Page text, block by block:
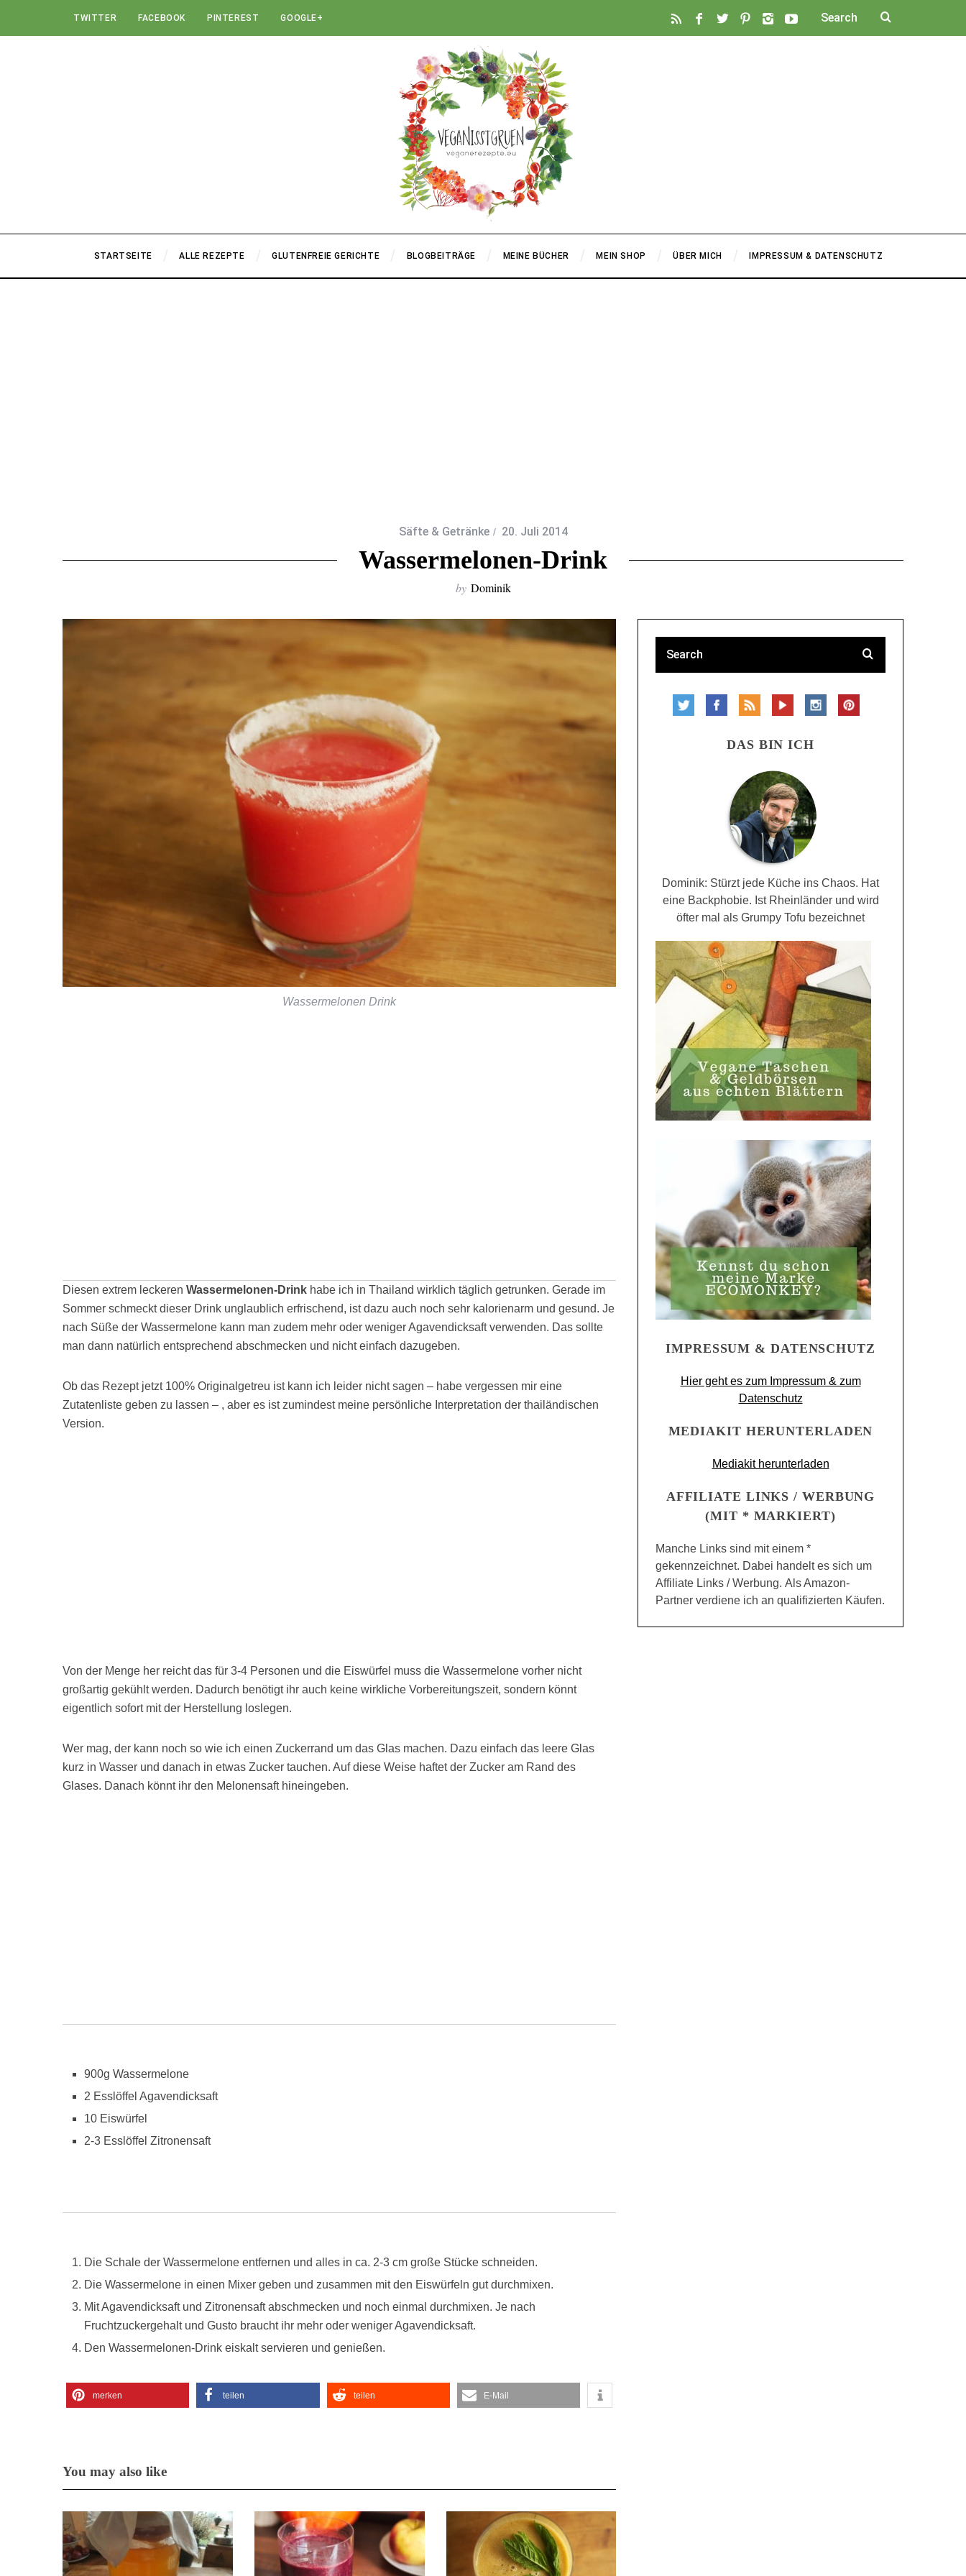
TWITTER FACEBOOK PINTEREST GOOGLE+
STARTSEITE ALLE REZEPTE GLUTENFREIE GERICHTE BLOGBEITRÄGE MEINE BÜCHER MEIN SHOP ÜBER MICH IMPRESSUM & DATENSCHUTZ
Säfte & Getränke 20. Juli 2014
Wassermelonen-Drink
by Dominik
Wassermelonen Drink
Diesen extrem leckeren Wassermelonen-Drink habe ich in Thailand wirklich täglich getrunken. Gerade im
Sommer schmeckt dieser Drink unglaublich erfrischend, ist dazu auch noch sehr kalorienarm und gesund. Je
nach Süße der Wassermelone kann man zudem mehr oder weniger Agavendicksaft verwenden. Das sollte
man dann natürlich entsprechend abschmecken und nicht einfach dazugeben.
Ob das Rezept jetzt 100% Originalgetreu ist kann ich leider nicht sagen – habe vergessen mir eine
Zutatenliste geben zu lassen – , aber es ist zumindest meine persönliche Interpretation der thailändischen
Version.
Von der Menge her reicht das für 3-4 Personen und die Eiswürfel muss die Wassermelone vorher nicht
großartig gekühlt werden. Dadurch benötigt ihr auch keine wirkliche Vorbereitungszeit, sondern könnt
eigentlich sofort mit der Herstellung loslegen.
Wer mag, der kann noch so wie ich einen Zuckerrand um das Glas machen. Dazu einfach das leere Glas
kurz in Wasser und danach in etwas Zucker tauchen. Auf diese Weise haftet der Zucker am Rand des
Glases. Danach könnt ihr den Melonensaft hineingeben.
900g Wassermelone
2 Esslöffel Agavendicksaft
10 Eiswürfel
2-3 Esslöffel Zitronensaft
Die Schale der Wassermelone entfernen und alles in ca. 2-3 cm große Stücke schneiden.
Die Wassermelone in einen Mixer geben und zusammen mit den Eiswürfeln gut durchmixen.
Mit Agavendicksaft und Zitronensaft abschmecken und noch einmal durchmixen. Je nach
Fruchtzuckergehalt und Gusto braucht ihr mehr oder weniger Agavendicksaft.
Den Wassermelonen-Drink eiskalt servieren und genießen.
merken teilen teilen E-Mail
You may also like
DAS BIN ICH
Dominik: Stürzt jede Küche ins Chaos. Hat
eine Backphobie. Ist Rheinländer und wird
öfter mal als Grumpy Tofu bezeichnet
IMPRESSUM & DATENSCHUTZ
Hier geht es zum Impressum & zum
Datenschutz
MEDIAKIT HERUNTERLADEN
Mediakit herunterladen
AFFILIATE LINKS / WERBUNG
(MIT * MARKIERT)
Manche Links sind mit einem *
gekennzeichnet. Dabei handelt es sich um
Affiliate Links / Werbung. Als Amazon-
Partner verdiene ich an qualifizierten Käufen.